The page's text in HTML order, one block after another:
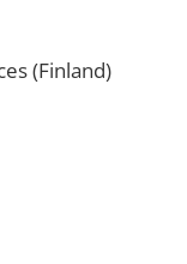
(Finland)